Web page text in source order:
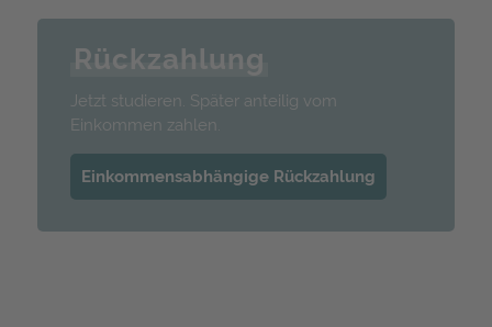
Rückzahlung
Jetzt studieren. Später anteilig vom
Einkommen zahlen.
Einkommensabhängige Rückzahlung